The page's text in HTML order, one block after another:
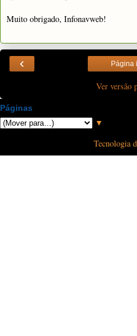
Muito obrigado, Infonavweb!
‹ Página
Ver versão
Páginas
▼
Tecnologia